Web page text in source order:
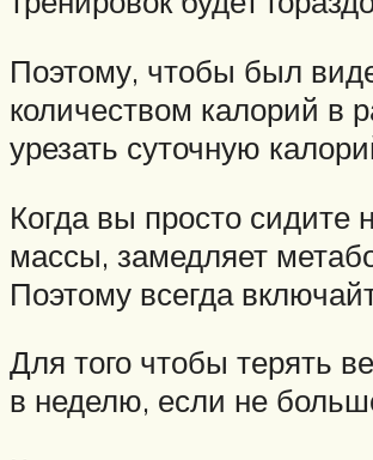
Поэтому, чтобы был
количеством калорий в
урезать суточную
Когда вы просто
массы, замедляет
Поэтому всегда
Для того чтобы терять
в неделю, если не